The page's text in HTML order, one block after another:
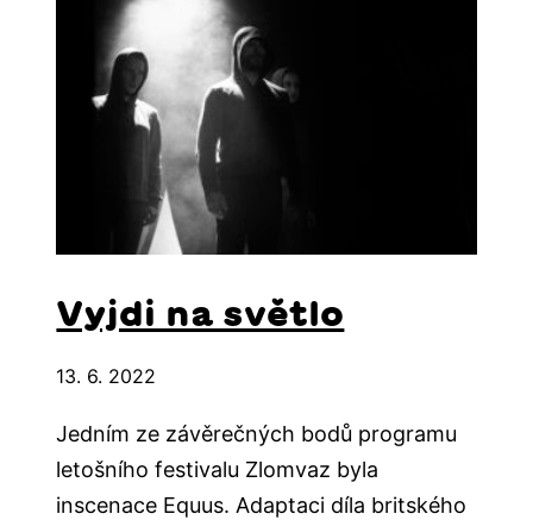
Vyjdi na světlo
13. 6. 2022
Jedním ze závěrečných bodů programu
letošního festivalu Zlomvaz byla
inscenace Equus. Adaptaci díla britského